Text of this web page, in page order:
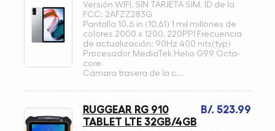
Versión WIFI, SIN TARJETA SIM. ID de la
FCC: 2AFZZ283G
Pantalla 10.6 in (10,61) 1 mil millones de
colores 2000 x 1200, 220PPI Frecuencia
de actualización: 90Hz 400 nits(typ)
Procesador MediaTek Helio G99 Octa-
core
Cámara trasera de la c...
B/. 523.99
RUGGEAR RG 910
TABLET LTE 32GB/4GB